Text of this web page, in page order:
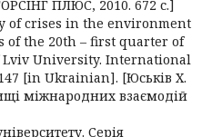
ПЛЮС, 2010. 672 с.]
of crises in the environment
the 20th – first quarter of
University. International
[in Ukrainian]. [Юськів Х.
міжнародних взаємодій
Серія